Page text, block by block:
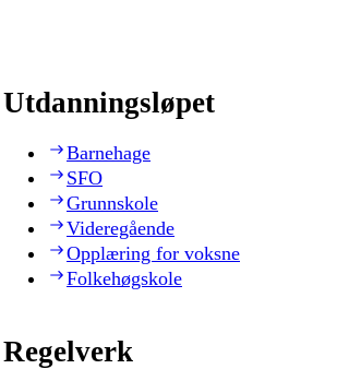
Utdanningsløpet
Barnehage
SFO
Grunnskole
Videregående
Opplæring for voksne
Folkehøgskole
Regelverk